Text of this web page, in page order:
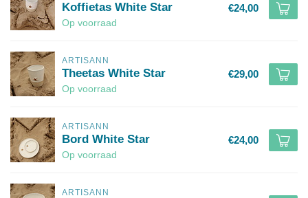
Koffietas White Star
Op voorraad
€24,00
ARTISANN
Theetas White Star
Op voorraad
€29,00
ARTISANN
Bord White Star
Op voorraad
€24,00
ARTISANN